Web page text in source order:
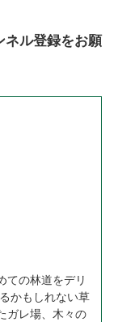
ネル登録をお願
ての林道をデリ
かもしれない草
ガレ場、木々の